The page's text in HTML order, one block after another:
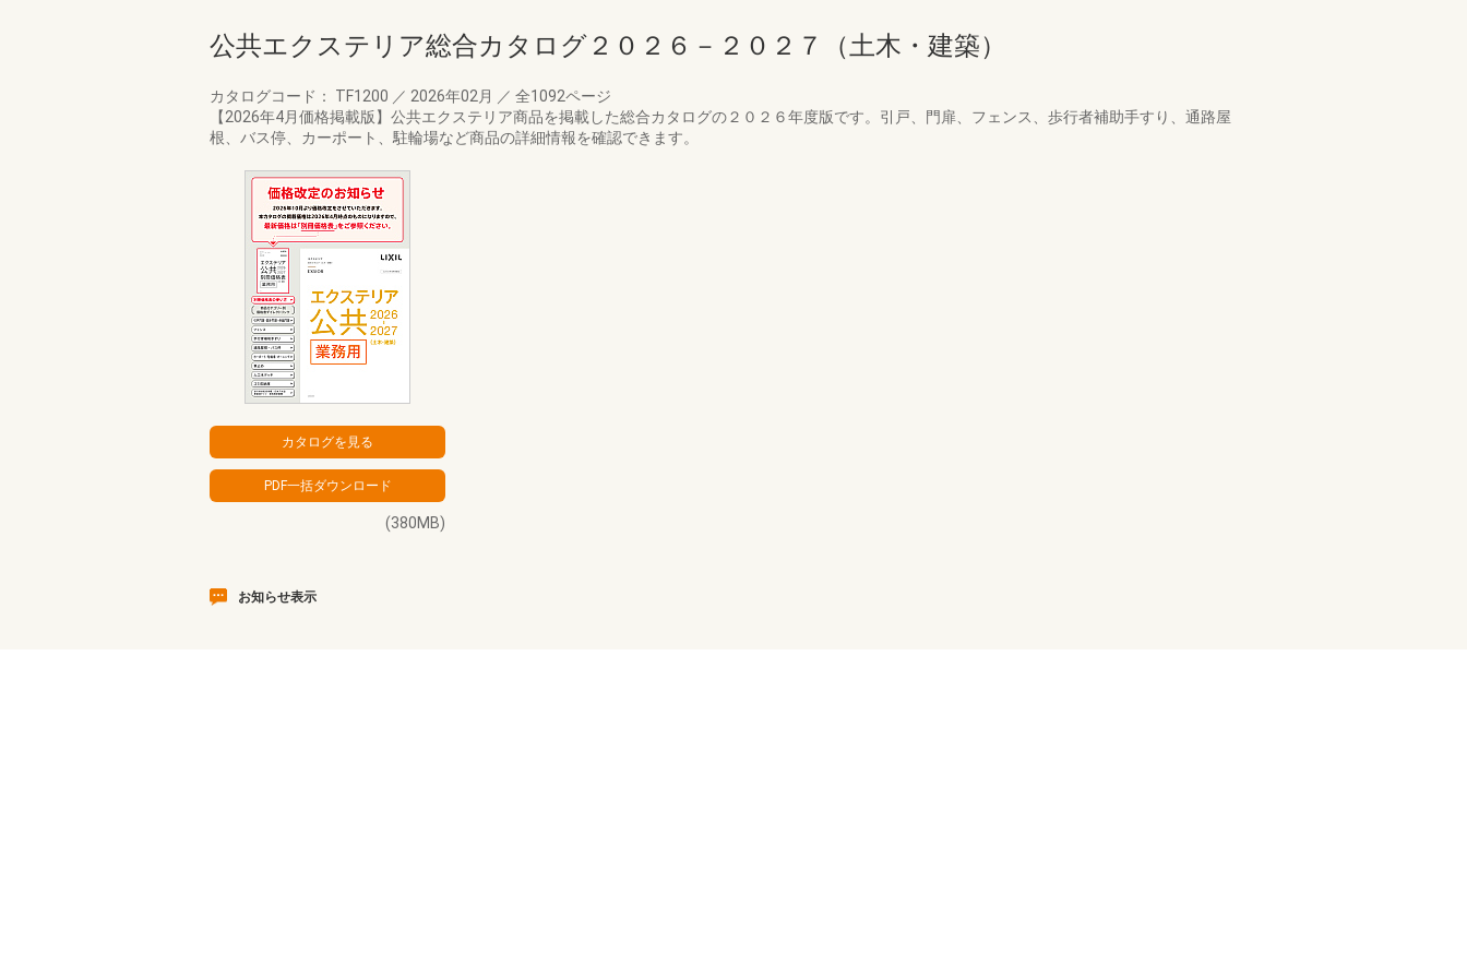
公共エクステリア総合カタログ２０２６－２０２７（土木・建築）
カタログコード： TF1200 ／ 2026年02月 ／ 全1092ページ
【2026年4月価格掲載版】公共エクステリア商品を掲載した総合カタログの２０２６年度版です。引戸、門扉、フェンス、歩行者補助手すり、通路屋
根、バス停、カーポート、駐輪場など商品の詳細情報を確認できます。
(380MB)
お知らせ表示